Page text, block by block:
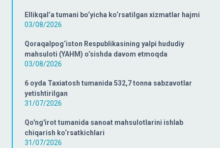
Ellikqal’a tumani bo‘yicha ko‘rsatilgan xizmatlar hajmi
03/08/2026
Qoraqalpog‘iston Respublikasining yalpi hududiy
mahsuloti (YAHM) o‘sishda davom etmoqda
03/08/2026
6 oyda Taxiatosh tumanida 532,7 tonna sabzavotlar
yetishtirilgan
31/07/2026
Qo'ng'irot tumanida sanoat mahsulotlarini ishlab
chiqarish ko‘rsatkichlari
31/07/2026